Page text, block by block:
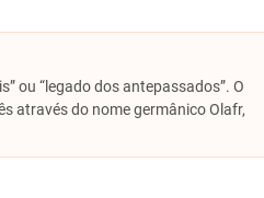
ou “legado dos antepassados”. O
através do nome germânico Olafr,